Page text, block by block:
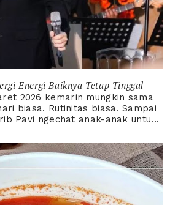
Energi Baiknya Tetap Tinggal
2026 kemarin mungkin sama
biasa. Rutinitas biasa. Sampai
Pavi ngechat anak-anak untu...